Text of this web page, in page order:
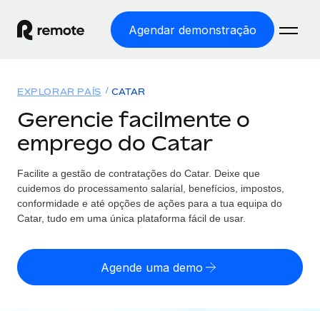
Agendar demonstração
EMPREGO GLOBAL
Processamento Salarial
Processamento salarial fácil e em conformidade
Employer of Record
entidades
Soluções
COBERTURA GLOBAL
Explorador de países
Encontra apoio para emprego global por país
Comparar a Remote
Veja como nos comparamos com os outros
Preçário
English
EXPLORAR PAÍS CATAR
Gerencie facilmente o
emprego do Catar
Facilite a gestão de contratações do Catar. Deixe que
cuidemos do processamento salarial, benefícios, impostos,
conformidade e até opções de ações para a tua equipa do
Catar, tudo em uma única plataforma fácil de usar.
Agende uma demo